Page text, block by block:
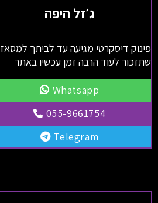
ג׳זל היפה
פינוק דיסקרטי מגיעה עד לביתך למסאז
שתזכור לעוד הרבה זמן עכשיו באתר
Whatsapp
055-9661754
Telegram